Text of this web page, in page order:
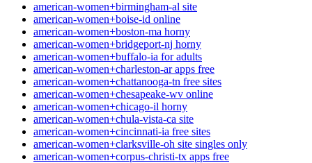
american-women+birmingham-al site
american-women+boise-id online
american-women+boston-ma horny
american-women+bridgeport-nj horny
american-women+buffalo-ia for adults
american-women+charleston-ar apps free
american-women+chattanooga-tn free sites
american-women+chesapeake-wv online
american-women+chicago-il horny
american-women+chula-vista-ca site
american-women+cincinnati-ia free sites
american-women+clarksville-oh site singles only
american-women+corpus-christi-tx apps free